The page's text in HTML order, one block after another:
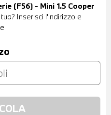
(F56) - Mini 1.5 Cooper
Inserisci l'indirizzo e